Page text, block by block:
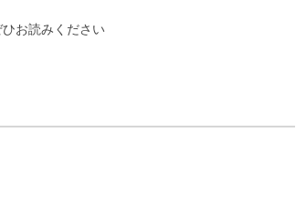
お読みください